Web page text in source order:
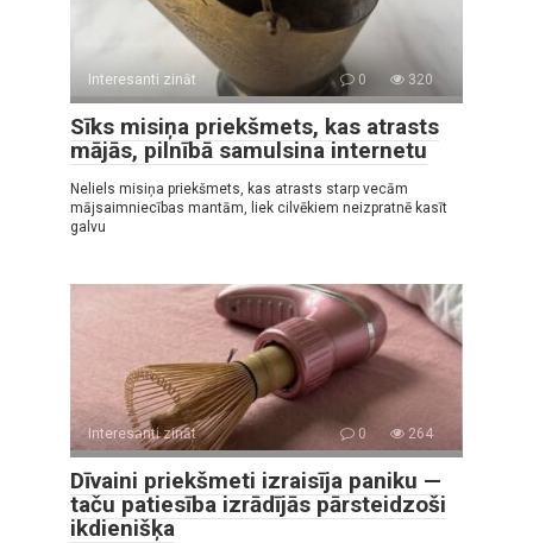
Interesanti zināt 0 320
Sīks misiņa priekšmets, kas atrasts
mājās, pilnībā samulsina internetu
Neliels misiņa priekšmets, kas atrasts starp vecām
mājsaimniecības mantām, liek cilvēkiem neizpratnē kasīt
galvu
Interesanti zināt 0 264
Dīvaini priekšmeti izraisīja paniku —
taču patiesība izrādījās pārsteidzoši
ikdienišķa